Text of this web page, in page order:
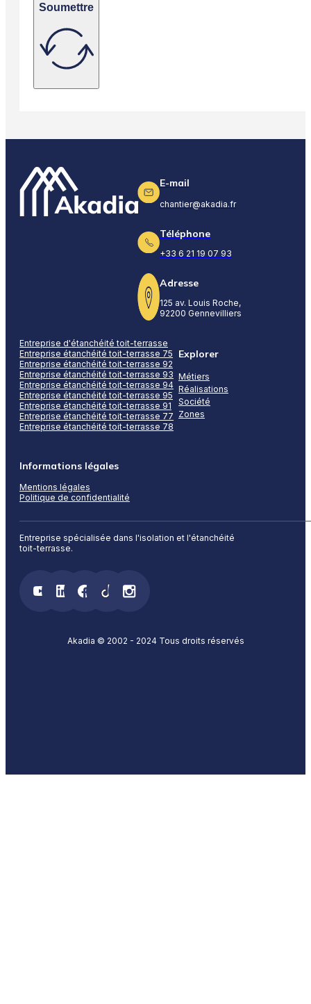
Soumettre
E-mail
chantier@akadia.fr
Téléphone
+33 6 21 19 07 93
Adresse
125 av. Louis Roche,
92200 Gennevilliers
Entreprise spécialisée dans l'isolation et l'étanchéité
toit-terrasse.
Entreprise d'étanchéité toit-terrasse
Entreprise étanchéité toit-terrasse 75
Entreprise étanchéité toit-terrasse 92
Entreprise étanchéité toit-terrasse 93
Entreprise étanchéité toit-terrasse 94
Entreprise étanchéité toit-terrasse 95
Entreprise étanchéité toit-terrasse 91
Entreprise étanchéité toit-terrasse 77
Entreprise étanchéité toit-terrasse 78
Explorer
Métiers
Réalisations
Société
Zones
Informations légales
Mentions légales
Politique de confidentialité
Akadia © 2002 - 2024 Tous droits réservés